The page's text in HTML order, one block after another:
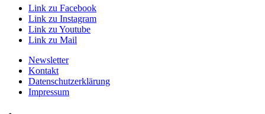
Link zu Facebook
Link zu Instagram
Link zu Youtube
Link zu Mail
Newsletter
Kontakt
Datenschutzerklärung
Impressum